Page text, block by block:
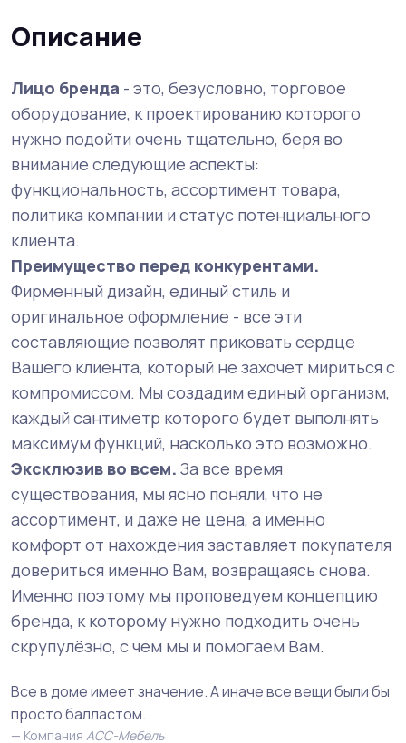
Описание
Лицо бренда - это, безусловно, торговое
оборудование, к проектированию которого
нужно подойти очень тщательно, беря во
внимание следующие аспекты:
функциональность, ассортимент товара,
политика компании и статус потенциального
клиента.
Преимущество перед конкурентами.
Фирменный дизайн, единый стиль и
оригинальное оформление - все эти
составляющие позволят приковать сердце
Вашего клиента, который не захочет мириться с
компромиссом. Мы создадим единый организм,
каждый сантиметр которого будет выполнять
максимум функций, насколько это возможно.
Эксклюзив во всем. За все время
существования, мы ясно поняли, что не
ассортимент, и даже не цена, а именно
комфорт от нахождения заставляет покупателя
довериться именно Вам, возвращаясь снова.
Именно поэтому мы проповедуем концепцию
бренда, к которому нужно подходить очень
скрупулёзно, с чем мы и помогаем Вам.
Все в доме имеет значение. А иначе все вещи были бы
просто балластом.
Компания АСС-Мебель